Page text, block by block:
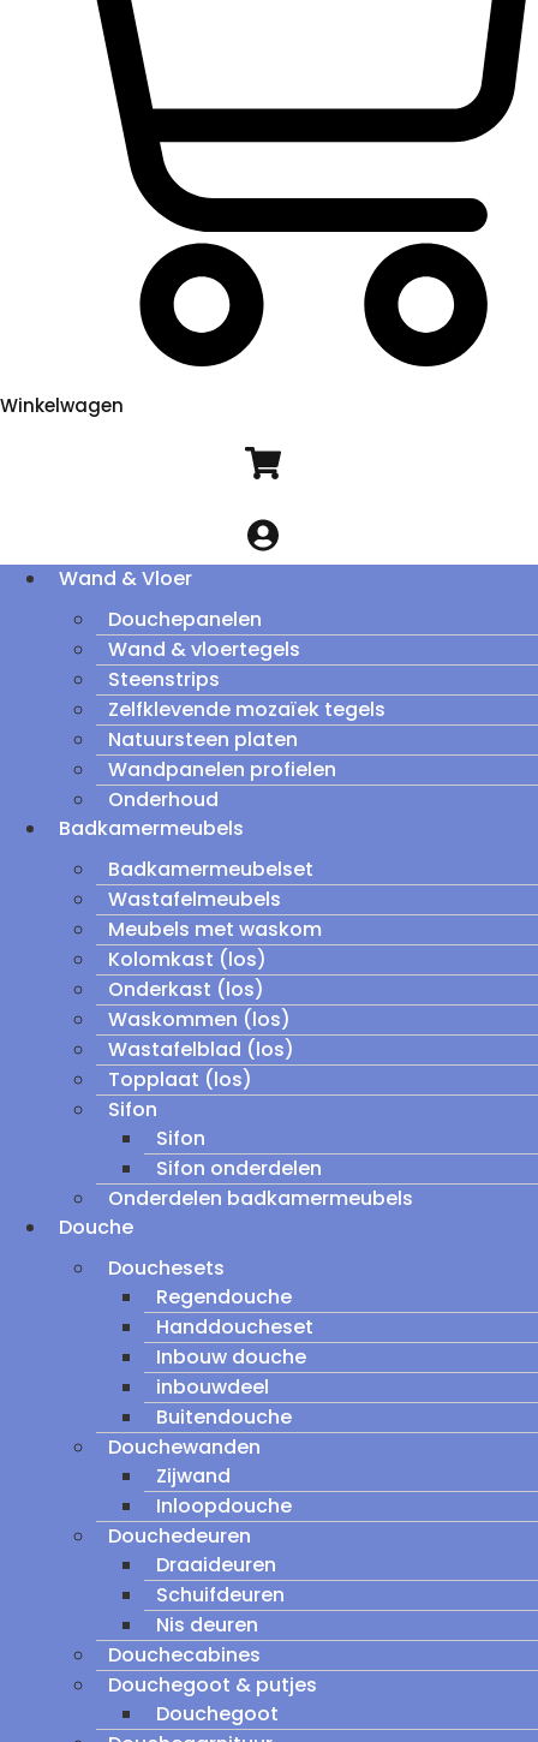
Winkelwagen
Wand & Vloer
Douchepanelen
Wand & vloertegels
Steenstrips
Zelfklevende mozaïek tegels
Natuursteen platen
Wandpanelen profielen
Onderhoud
Badkamermeubels
Badkamermeubelset
Wastafelmeubels
Meubels met waskom
Kolomkast (los)
Onderkast (los)
Waskommen (los)
Wastafelblad (los)
Topplaat (los)
Sifon
Sifon
Sifon onderdelen
Onderdelen badkamermeubels
Douche
Douchesets
Regendouche
Handdoucheset
Inbouw douche
inbouwdeel
Buitendouche
Douchewanden
Zijwand
Inloopdouche
Douchedeuren
Draaideuren
Schuifdeuren
Nis deuren
Douchecabines
Douchegoot & putjes
Douchegoot